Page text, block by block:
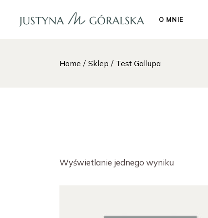
content
O MNIE
Home Sklep Test Gallupa
Wyświetlanie jednego wyniku